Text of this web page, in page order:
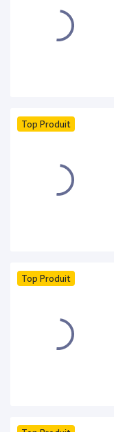
Top Produit
Top Produit